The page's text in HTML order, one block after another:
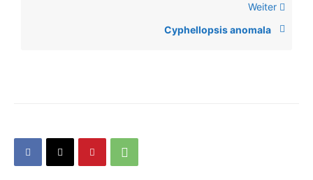
Weiter
Cyphellopsis anomala